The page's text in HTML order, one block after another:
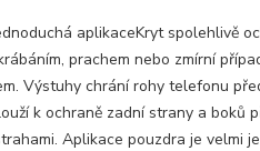
aplikaceKryt spolehlivě
prachem nebo zmírní
Výstuhy chrání rohy telefonu
k ochraně zadní strany a boků
Aplikace pouzdra je velmi